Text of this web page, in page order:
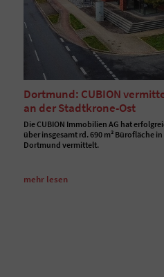
Dortmund: CUBION
an der Stadtkrone-Ost
Die CUBION Immobilien AG hat
über insgesamt rd. 690 m² Bürofläche
Dortmund vermittelt.
mehr lesen